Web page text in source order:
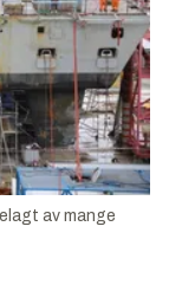
av mange